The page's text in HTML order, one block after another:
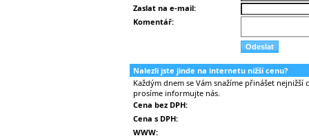
Zaslat na e-mail:
Komentář:
Nalezli jste jinde na internetu nižší cenu?
Každým dnem se Vám snažíme přinášet
prosíme informujte nás.
Cena bez DPH:
Cena s DPH:
WWW: